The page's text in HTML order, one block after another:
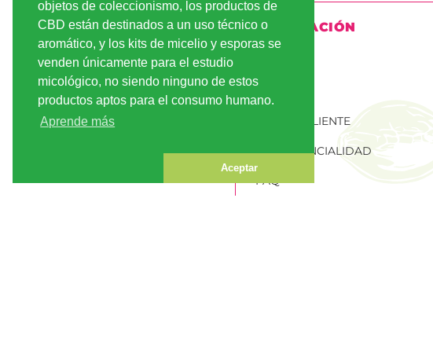
objetos de coleccionismo, los productos de
CBD están destinados a un uso técnico o
aromático, y los kits de micelio y esporas se
venden únicamente para el estudio
micológico, no siendo ninguno de estos
productos aptos para el consumo humano.
Aprende más
Aceptar
INFORMACIÓN
CUENTA CLIENTE
CONFIDENCIALIDAD
FAQ